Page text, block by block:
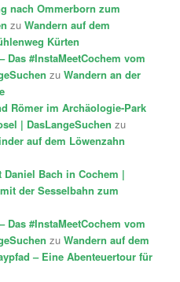
nach Ommerborn zum
zuWandern auf dem
Kürten
Das #InstaMeetCochem vom
zuWandern an der
Römer im Archäologie-Park
| DasLangeSuchen zu
auf dem Löwenzahn
Bach in Cochem |
der Sesselbahn zum
Das #InstaMeetCochem vom
zuWandern auf dem
– Eine Abenteuertour für